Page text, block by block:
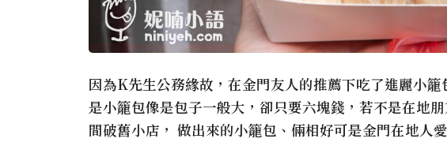
因為K先生公務緣故，在金門友人的推薦下吃了進麗小
是小籠包像是包子一般大，卻只要六塊錢，若不是在地
間破舊小店， 做出來的小籠包、倆相好可是金門在地人